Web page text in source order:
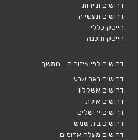
דרושים תיירות
דרושים תעשייה
הייטק כללי
הייטק תוכנה
דרושים לפי איזורים - המשך
דרושים באר שבע
דרושים אשקלון
דרושים אילת
דרושים ירושלים
דרושים בית שמש
דרושים מעלה אדומים